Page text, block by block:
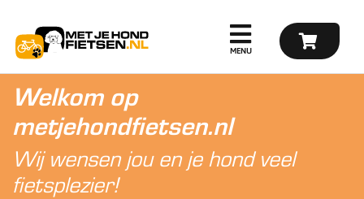
Welkom op
metjehondfietsen.nl
Wij wensen jou en je hond veel
fietsplezier!